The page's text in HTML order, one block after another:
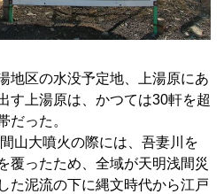
地区の水没予定地、上湯原にあ
す上湯原は、かつては30軒を超
だった。
山大噴火の際には、吾妻川を
覆ったため、全域が天明浅間災
た泥流の下に縄文時代から江戸